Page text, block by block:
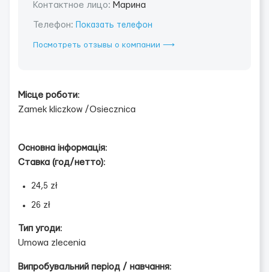
Контактное лицо: Марина
Телефон: Показать телефон
Посмотреть отзывы о компании ⟶
Місце роботи:
Zamek kliczkow /Osiecznica
Основна інформація:
Ставка (год/нетто):
24,5 zł
26 zł
Тип угоди:
Umowa zlecenia
Випробувальний період / навчання: